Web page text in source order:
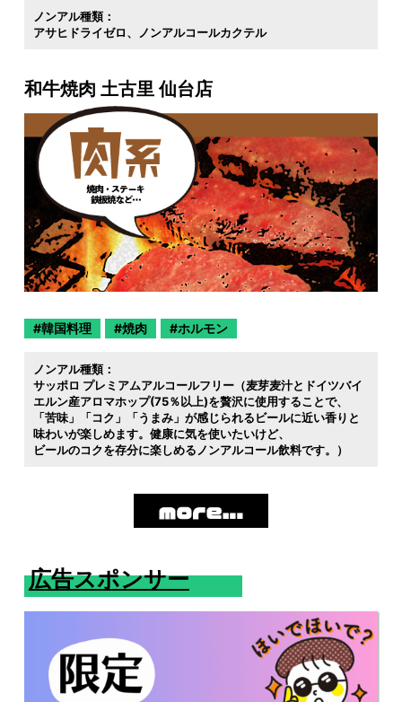
ノンアル種類：
アサヒドライゼロ
ノンアルコールカクテル
和牛焼肉 土古里 仙台店
韓国料理 焼肉 ホルモン
ノンアル種類：
サッポロ プレミアムアルコールフリー（麦芽麦汁とドイツバイ
エルン産アロマホップ(75％以上)を贅沢に使用することで
「苦味」「コク」「うまみ」が感じられるビールに近い香りと
味わいが楽しめます。健康に気を使いたいけど
ビールのコクを存分に楽しめるノンアルコール飲料です。）
広告スポンサー